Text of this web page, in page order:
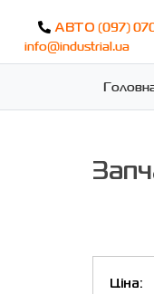
АВТО (097)
info@industrial.ua
Ціна: